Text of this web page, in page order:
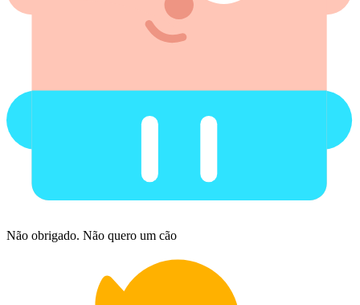
Não obrigado. Não quero um cão